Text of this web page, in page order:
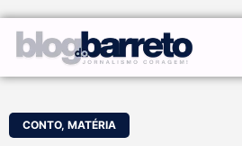
CONTO, MATÉRIA